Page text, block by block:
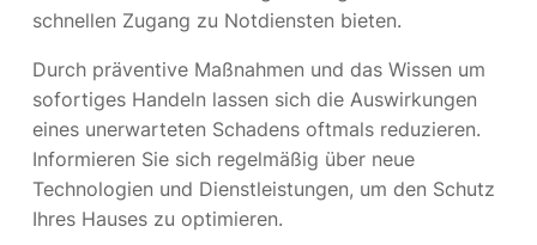
schnellen Zugang zu Notdiensten bieten.
Durch präventive Maßnahmen und das Wissen um
sofortiges Handeln lassen sich die Auswirkungen
eines unerwarteten Schadens oftmals reduzieren.
Informieren Sie sich regelmäßig über neue
Technologien und Dienstleistungen, um den Schutz
Ihres Hauses zu optimieren.